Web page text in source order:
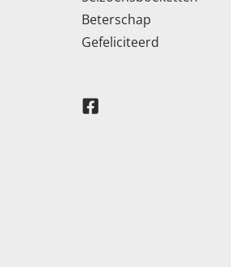
Beterschap
Gefeliciteerd